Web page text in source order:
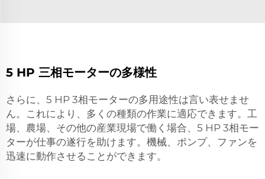
5 HP 三相モーターの多様性
さらに、5 HP 3相モーターの多用途性は言い表せませ
ん。これにより、多くの種類の作業に適応できます。工
場、農場、その他の産業現場で働く場合、5 HP 3相モー
ターが仕事の遂行を助けます。機械、ポンプ、ファンを
迅速に動作させることができます。